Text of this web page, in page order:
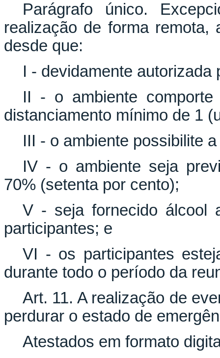
Parágrafo único.
realização de forma remota,
desde que:
I - devidamente autorizada
II - o ambiente
distanciamento mínimo de 1
III - o ambiente possibilite
IV - o ambiente seja
70% (setenta por cento);
V - seja fornecido álcool
participantes; e
VI - os participantes
durante todo o período da
Art. 11. A realização de
perdurar o estado de
Atestados em formato